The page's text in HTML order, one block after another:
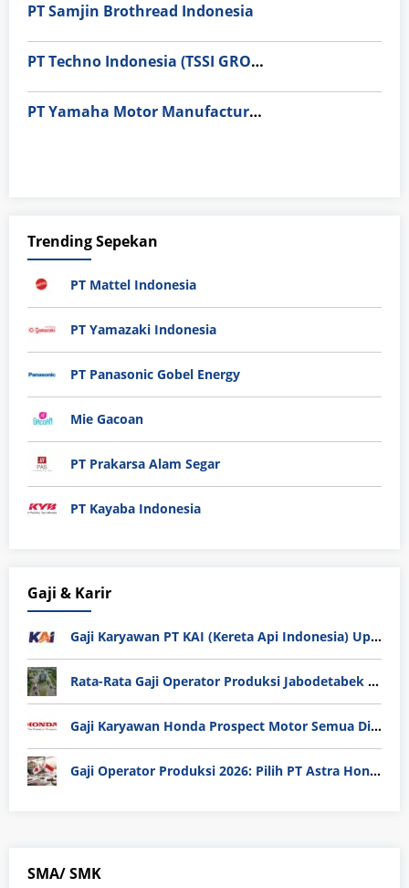
PT Samjin Brothread Indonesia
PT Techno Indonesia (TSSI GROUP)
PT Yamaha Motor Manufacturing
Trending Sepekan
PT Mattel Indonesia
PT Yamazaki Indonesia
PT Panasonic Gobel Energy
Mie Gacoan
PT Prakarsa Alam Segar
PT Kayaba Indonesia
Gaji & Karir
Gaji Karyawan PT KAI (Kereta Api Indonesia) Update 2025
Rata-Rata Gaji Operator Produksi Jabodetabek 2025: Bedah Tuntas UMK, Lemburan, dan Realita Hidup Buruh
Gaji Karyawan Honda Prospect Motor Semua Divisi
Gaji Operator Produksi 2026: Pilih PT Astra Honda Motor (AHM) atau Manufaktur di Jepang?
SMA/ SMK